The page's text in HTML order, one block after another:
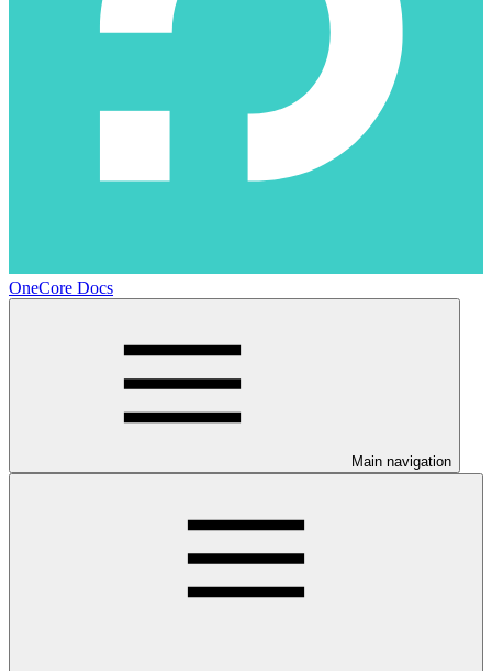
OneCore Docs
Main navigation